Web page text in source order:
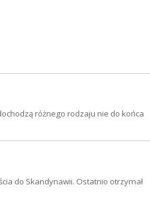
różnego rodzaju nie do końca
do Skandynawii. Ostatnio otrzymał